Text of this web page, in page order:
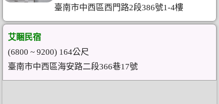
臺南市中西區西門路2段386號1-4樓
艾睏民宿
(6800 ~ 9200) 164公尺
臺南市中西區海安路二段366巷17號